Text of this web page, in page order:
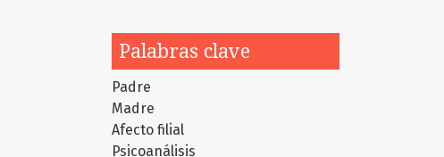
Palabras clave
Padre
Madre
Afecto filial
Psicoanálisis